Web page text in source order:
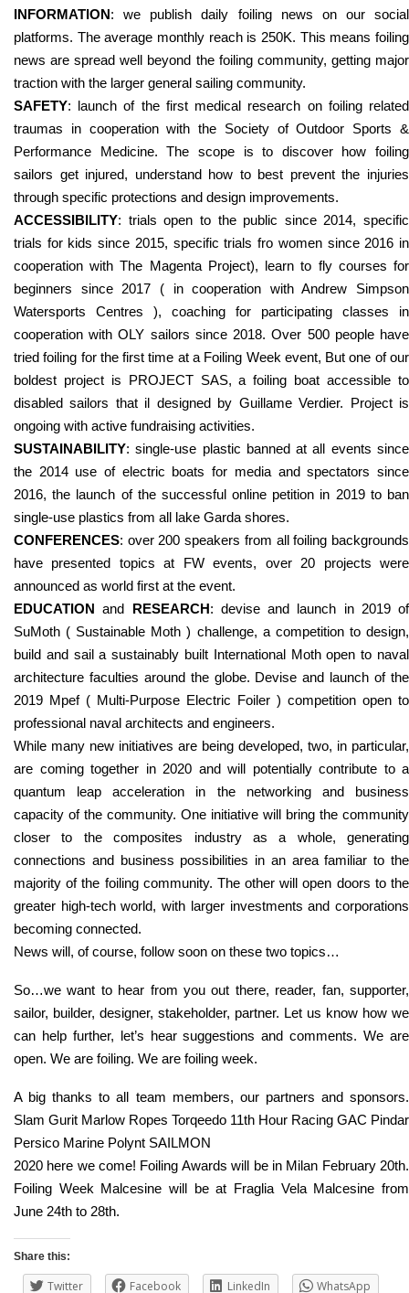
INFORMATION: we publish daily foiling news on our social
platforms. The average monthly reach is 250K. This means foiling
news are spread well beyond the foiling community, getting major
traction with the larger general sailing community.
SAFETY: launch of the first medical research on foiling related
traumas in cooperation with the Society of Outdoor Sports &
Performance Medicine. The scope is to discover how foiling
sailors get injured, understand how to best prevent the injuries
through specific protections and design improvements.
ACCESSIBILITY: trials open to the public since 2014, specific
trials for kids since 2015, specific trials fro women since 2016 in
cooperation with The Magenta Project), learn to fly courses for
beginners since 2017 ( in cooperation with Andrew Simpson
Watersports Centres ), coaching for participating classes in
cooperation with OLY sailors since 2018. Over 500 people have
tried foiling for the first time at a Foiling Week event, But one of our
boldest project is PROJECT SAS, a foiling boat accessible to
disabled sailors that il designed by Guillame Verdier. Project is
ongoing with active fundraising activities.
SUSTAINABILITY: single-use plastic banned at all events since
the 2014 use of electric boats for media and spectators since
2016, the launch of the successful online petition in 2019 to ban
single-use plastics from all lake Garda shores.
CONFERENCES: over 200 speakers from all foiling backgrounds
have presented topics at FW events, over 20 projects were
announced as world first at the event.
EDUCATION and RESEARCH: devise and launch in 2019 of
SuMoth ( Sustainable Moth ) challenge, a competition to design,
build and sail a sustainably built International Moth open to naval
architecture faculties around the globe. Devise and launch of the
2019 Mpef ( Multi-Purpose Electric Foiler ) competition open to
professional naval architects and engineers.
While many new initiatives are being developed, two, in particular,
are coming together in 2020 and will potentially contribute to a
quantum leap acceleration in the networking and business
capacity of the community. One initiative will bring the community
closer to the composites industry as a whole, generating
connections and business possibilities in an area familiar to the
majority of the foiling community. The other will open doors to the
greater high-tech world, with larger investments and corporations
becoming connected.
News will, of course, follow soon on these two topics…
So…we want to hear from you out there, reader, fan, supporter,
sailor, builder, designer, stakeholder, partner. Let us know how we
can help further, let’s hear suggestions and comments. We are
open. We are foiling. We are foiling week.
A big thanks to all team members, our partners and sponsors.
Slam Gurit Marlow Ropes Torqeedo 11th Hour Racing GAC Pindar
Persico Marine Polynt SAILMON
2020 here we come! Foiling Awards will be in Milan February 20th.
Foiling Week Malcesine will be at Fraglia Vela Malcesine from
June 24th to 28th.
Share this:
Twitter Facebook LinkedIn WhatsApp